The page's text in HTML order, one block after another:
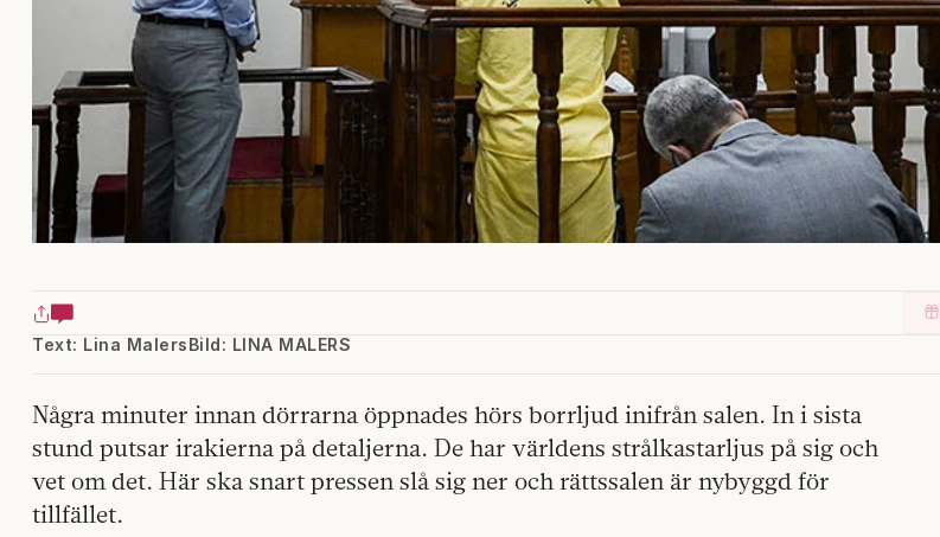
Text: Lina MalersBild: LINA MALERS
Några minuter innan dörrarna öppnades hörs borrljud inifrån salen. In i sista
stund putsar irakierna på detaljerna. De har världens strålkastarljus på sig och
vet om det. Här ska snart pressen slå sig ner och rättssalen är nybyggd för
tillfället.